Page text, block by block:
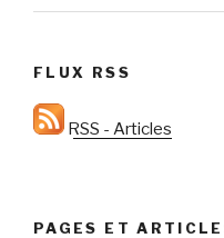
FLUX RSS
RSS - Articles
PAGES ET